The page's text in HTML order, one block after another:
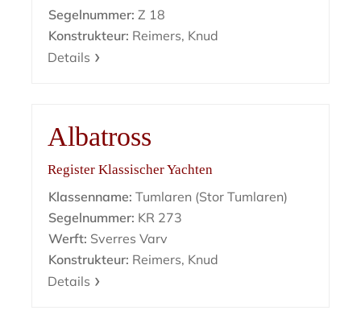
Segelnummer: Z 18
Konstrukteur: Reimers, Knud
Details
Albatross
Register Klassischer Yachten
Klassenname: Tumlaren (Stor Tumlaren)
Segelnummer: KR 273
Werft: Sverres Varv
Konstrukteur: Reimers, Knud
Details